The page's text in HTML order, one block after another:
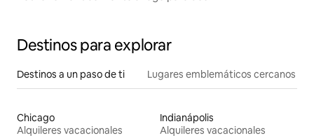
Destinos para explorar
Destinos a un paso de ti Lugares emblemáticos cercanos
Chicago
Alquileres vacacionales
Indianápolis
Alquileres vacacionales